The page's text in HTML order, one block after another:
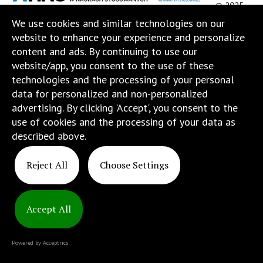
Stosowanych".
Strona
jest
wyposażona
menu
skiplinks
pozwalające
szybko
przechodzić
treści,
które
znajduje
© 2025
ATINS
We use cookies and similar technologies on our
website to enhance your experience and personalize
content and ads. By continuing to use our
website/app, you consent to the use of these
technologies and the processing of your personal
data for personalized and non-personalized
advertising. By clicking 'Accept', you consent to the
use of cookies and the processing of your data as
described above.
Reject All Choose Settings
Accept All
Powered by Acceptrics